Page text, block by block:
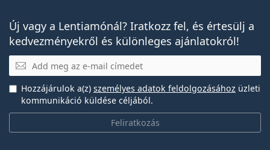
Új vagy a Lentiamónál? Iratkozz fel, és értesülj a
kedvezményekről és különleges ajánlatokról!
E-mail
Feliratkozás
Hozzájárulok a(z) személyes adatok feldolgozásához üzleti
kommunikáció küldése céljából.